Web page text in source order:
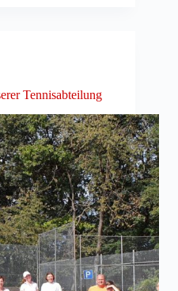
Tennisabteilung